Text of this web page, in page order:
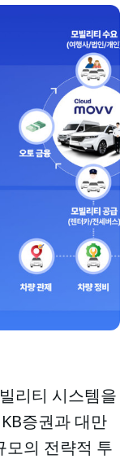
리티 시스템을
증권과 대만
모의 전략적 투